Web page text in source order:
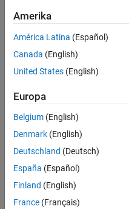
Feedback
Video
RELATED VIDEOS:
Amerika
América Latina (Español)
Canada (English)
United States (English)
Europa
Belgium (English)
Denmark (English)
Deutschland (Deutsch)
España (Español)
Finland (English)
France (Français)